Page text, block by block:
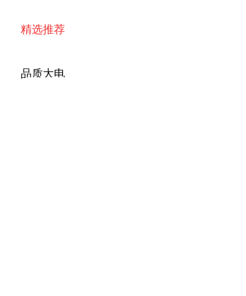
精选推荐
品质大电